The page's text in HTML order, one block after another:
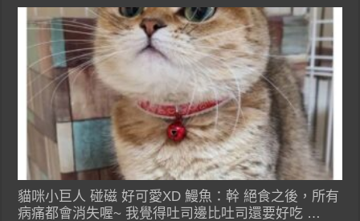
貓咪小巨人 碰磁 好可愛XD 鰻魚：幹 絕食之後，所有
病痛都會消失喔~ 我覺得吐司邊比吐司還要好吃 …